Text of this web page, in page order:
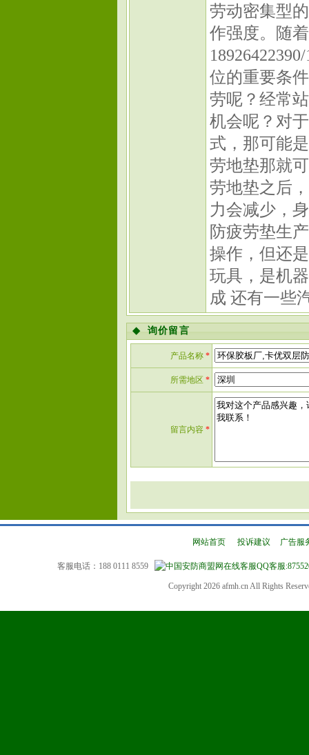
劳动密集型
作强度。随
位的重要条
劳呢？经常
机会呢？对
式，那可能
劳地垫那就
劳地垫之后
力会减少，
防疲劳垫生
操作，但还
玩具，是机
成 还有一些
◆ 询价留言
产品名称*
所需地区 *
留言内容 *
网站首页| 投诉建议 广告服
客服电话：188 0111 8559 QQ客服
Copyright 2026 afmh.cn All Rights